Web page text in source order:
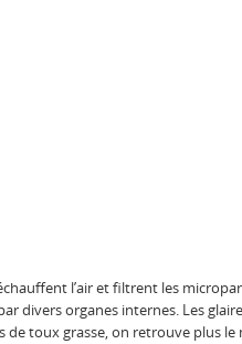
l’air et filtrent les
divers organes internes. Les
de toux grasse, on retrouve plus le